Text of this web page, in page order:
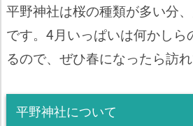
平野神社は桜の種類が多い分
です。4月いっぱいは何かし
るので、ぜひ春になったら訪れ
平野神社について